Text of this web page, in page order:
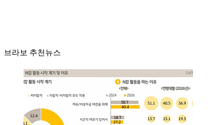
브라보 추천뉴스